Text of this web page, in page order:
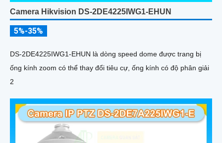
Camera Hikvision DS-2DE4225IWG1-EHUN
5%-35%
DS-2DE4225IWG1-EHUN là dòng speed dome được trang bị
ống kính zoom có thể thay đổi tiêu cự, ống kính có độ phân giải
2